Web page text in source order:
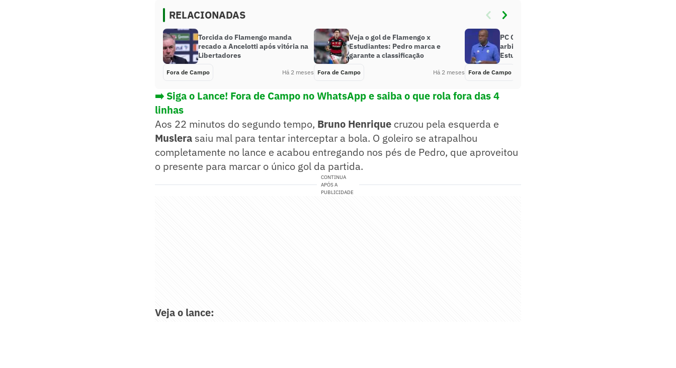
RELACIONADAS
Torcida do Flamengo manda
recado a Ancelotti após vitória na
Libertadores
Fora de Campo Há 2 meses
Veja o gol de Flamengo x
Estudiantes: Pedro marca e
garante a classificação
Fora de Campo Há 2 meses
PC Oliveira aponta erro capital da
arbitragem em Flamengo x
Estudiantes
Fora de Campo
➡️ Siga o Lance! Fora de Campo no WhatsApp e saiba o que rola fora das 4
linhas
Aos 22 minutos do segundo tempo, Bruno Henrique cruzou pela esquerda e
Muslera saiu mal para tentar interceptar a bola. O goleiro se atrapalhou
completamente no lance e acabou entregando nos pés de Pedro, que aproveitou
o presente para marcar o único gol da partida.
CONTINUA
APÓS A
PUBLICIDADE
Veja o lance: